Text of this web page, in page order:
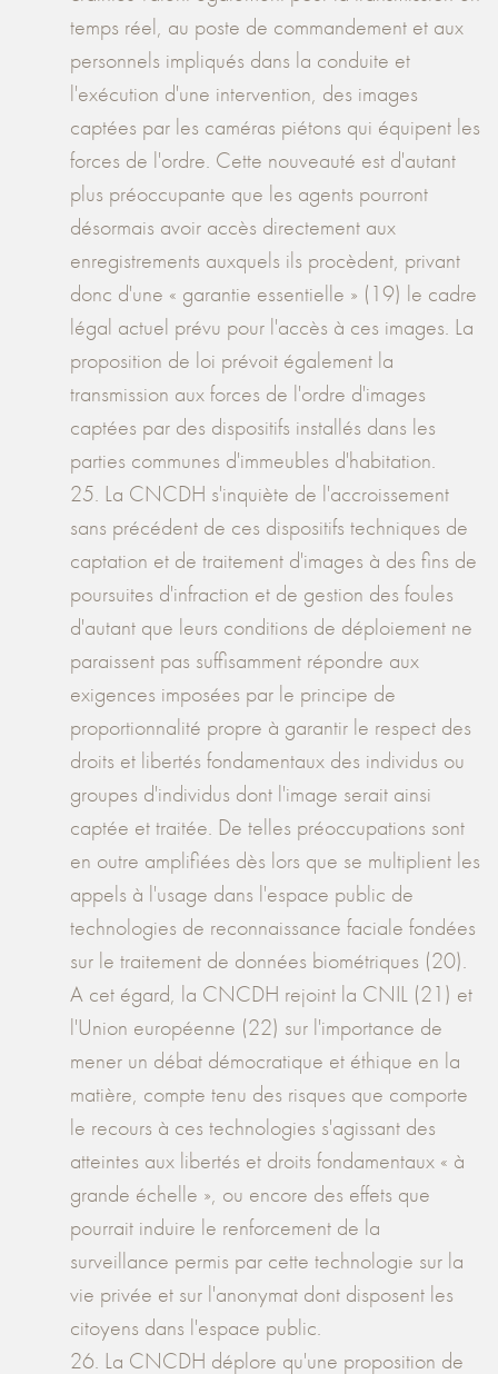
temps réel, au poste de commandement et aux
personnels impliqués dans la conduite et
l'exécution d'une intervention, des images
captées par les caméras piétons qui équipent les
forces de l'ordre. Cette nouveauté est d'autant
plus préoccupante que les agents pourront
désormais avoir accès directement aux
enregistrements auxquels ils procèdent, privant
donc d'une « garantie essentielle » (19) le cadre
légal actuel prévu pour l'accès à ces images. La
proposition de loi prévoit également la
transmission aux forces de l'ordre d'images
captées par des dispositifs installés dans les
parties communes d'immeubles d'habitation.
25. La CNCDH s'inquiète de l'accroissement
sans précédent de ces dispositifs techniques de
captation et de traitement d'images à des fins de
poursuites d'infraction et de gestion des foules
d'autant que leurs conditions de déploiement ne
paraissent pas suffisamment répondre aux
exigences imposées par le principe de
proportionnalité propre à garantir le respect des
droits et libertés fondamentaux des individus ou
groupes d'individus dont l'image serait ainsi
captée et traitée. De telles préoccupations sont
en outre amplifiées dès lors que se multiplient les
appels à l'usage dans l'espace public de
technologies de reconnaissance faciale fondées
sur le traitement de données biométriques (20).
A cet égard, la CNCDH rejoint la CNIL (21) et
l'Union européenne (22) sur l'importance de
mener un débat démocratique et éthique en la
matière, compte tenu des risques que comporte
le recours à ces technologies s'agissant des
atteintes aux libertés et droits fondamentaux « à
grande échelle », ou encore des effets que
pourrait induire le renforcement de la
surveillance permis par cette technologie sur la
vie privée et sur l'anonymat dont disposent les
citoyens dans l'espace public.
26. La CNCDH déplore qu'une proposition de